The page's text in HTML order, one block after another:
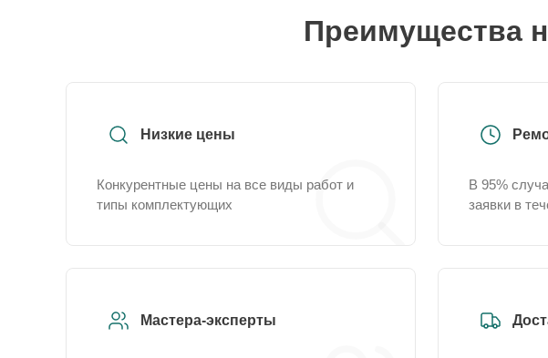
Преимущества
Низкие цены
Конкурентные цены на все виды работ и
типы комплектующих
В 95%
заявки в
Мастера-эксперты